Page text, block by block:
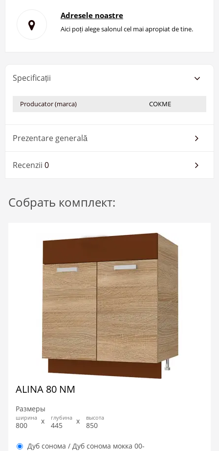
Adresele noastre
Aici poți alege salonul cel mai apropiat de tine.
Specificații
Producator (marca) СОКМЕ
Prezentare generală
Recenzii 0
Собрать комплект:
ALINA 80 NM
Размеры
ширина
800
глубина
445
высота
850
Дуб сонома / Дуб сонома мокка 00-